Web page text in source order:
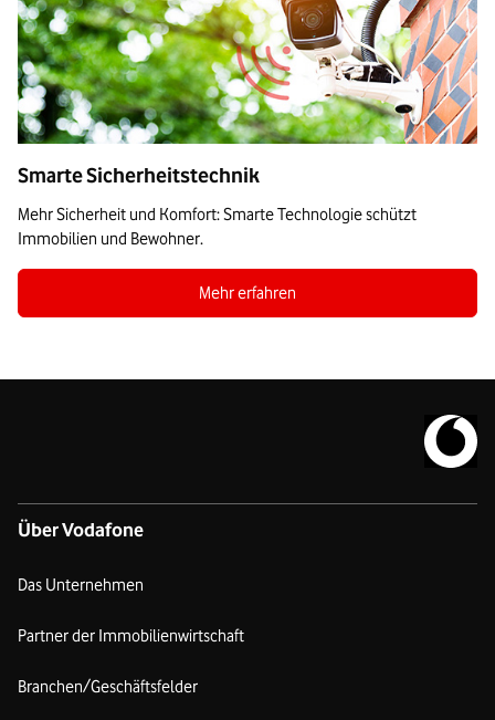
Smarte Sicherheitstechnik
Mehr Sicherheit und Komfort: Smarte Technologie schützt
Immobilien und Bewohner.
Zum Blogbeitrag Smarte
Mehr erfahren
Zur
Über Vodafone
Das Unternehmen
Partner der Immobilienwirtschaft
Branchen/Geschäftsfelder